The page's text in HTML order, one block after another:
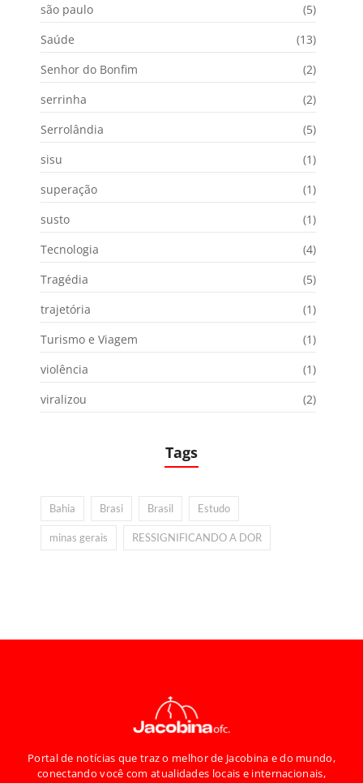
são paulo
(5)
Saúde
(13)
Senhor do Bonfim
(2)
serrinha
(2)
Serrolândia
(5)
sisu
(1)
superação
(1)
susto
(1)
Tecnologia
(4)
Tragédia
(5)
trajetória
(1)
Turismo e Viagem
(1)
violência
(1)
viralizou
(2)
Tags
Bahia Brasi Brasil Estudo
minas gerais RESSIGNIFICANDO A DOR
Portal de notícias que traz o melhor de Jacobina e do mundo,
conectando você com atualidades locais e internacionais,